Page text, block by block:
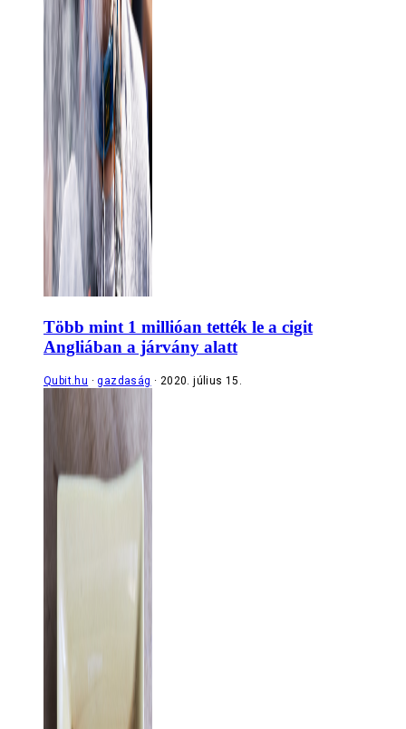
Több mint 1 millióan tették le a cigit
Angliában a járvány alatt
Qubit.hu gazdaság 2020. július 15.